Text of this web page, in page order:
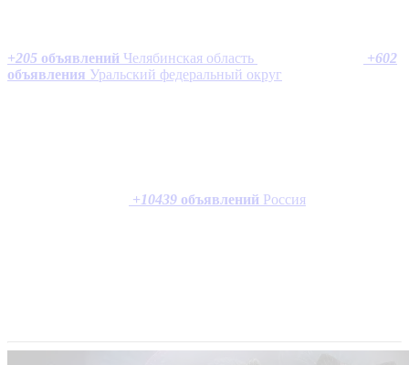
+205 объявлений Челябинская область +602
объявления Уральский федеральный округ
+10439 объявлений Россия